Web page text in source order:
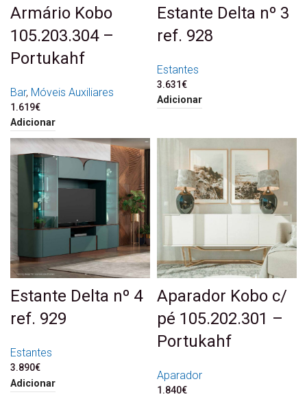
Armário Kobo
105.203.304 –
Portukahf
Bar, Móveis Auxiliares
1.619€
Adicionar
Estante Delta nº 3
ref. 928
Estantes
3.631€
Adicionar
Estante Delta nº 4
ref. 929
Estantes
3.890€
Adicionar
Aparador Kobo c/
pé 105.202.301 –
Portukahf
Aparador
1.840€